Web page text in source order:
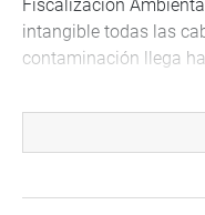
Fiscalización
intangible todas las
contaminación llega
Dirigentes de diversos
contaminación tiene